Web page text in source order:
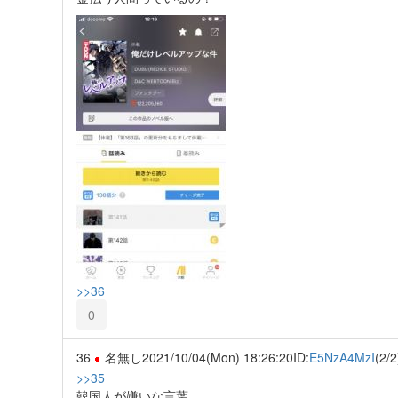
>>36
0
36 名無し2021/10/04(Mon) 18:26:20ID:E5NzA4MzI(2/
>>35